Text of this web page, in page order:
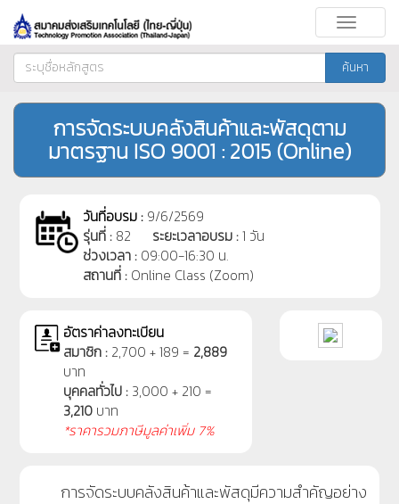
Toggle
ค้นหา
การจัดระบบคลังสินค้าและพัสดุตาม
มาตรฐาน ISO 9001 : 2015 (Online)
วันที่อบรม : 9/6/2569
รุ่นที่ : 82 ระยะเวลาอบรม :1 วัน
ช่วงเวลา : 09:00-16:30 น.
สถานที่ : Online Class (Zoom)
อัตราค่าลงทะเบียน
สมาชิก : 2,700 + 189 = 2,889
บาท
บุคคลทั่วไป : 3,000 + 210 =
3,210 บาท
*ราคารวมภาษีมูลค่าเพิ่ม 7%
การจัดระบบคลังสินค้าและพัสดุมีความสำคัญอย่าง